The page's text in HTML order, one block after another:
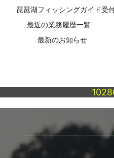
琵琶湖フィッシングガイド受
最近の業務履歴一覧
最新のお知らせ